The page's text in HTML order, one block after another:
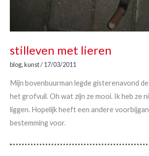
stilleven met lieren
blog,kunst/17/03/2011
Mijn bovenbuurman legde gisterenavond
het grofvuil. Oh wat zijn ze mooi. Ik heb ze
liggen. Hopelijk heeft een andere
bestemming voor.